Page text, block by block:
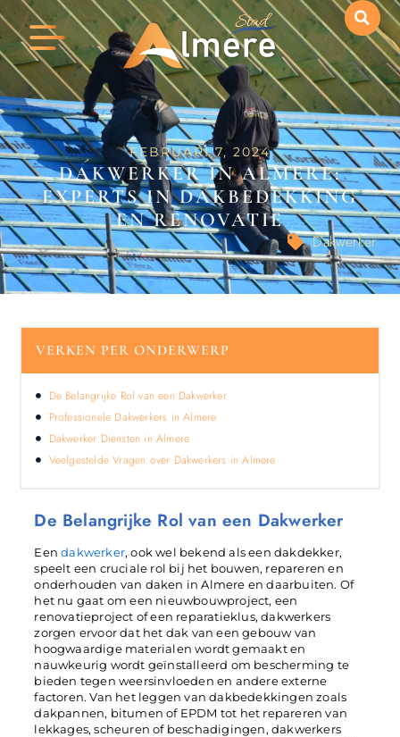
FEBRUARI 7, 2024
DAKWERKER IN ALMERE:
EXPERTS IN DAKBEDEKKING
EN RENOVATIE
Dakwerker
De Belangrijke Rol van een Dakwerker
Eendakwerker, ook wel bekend als een dakdekker,
speelt een cruciale rol bij het bouwen, repareren en
onderhouden van daken in Almere en daarbuiten. Of
het nu gaat om een nieuwbouwproject, een
renovatieproject of een reparatieklus, dakwerkers
zorgen ervoor dat het dak van een gebouw van
hoogwaardige materialen wordt gemaakt en
nauwkeurig wordt geïnstalleerd om bescherming te
bieden tegen weersinvloeden en andere externe
factoren. Van het leggen van dakbedekkingen zoals
dakpannen, bitumen of EPDM tot het repareren van
lekkages, scheuren of beschadigingen, dakwerkers
VERKEN PER ONDERWERP
De Belangrijke Rol van een Dakwerker
Professionele Dakwerkers in Almere
Dakwerker Diensten in Almere
Veelgestelde Vragen over Dakwerkers in Almere